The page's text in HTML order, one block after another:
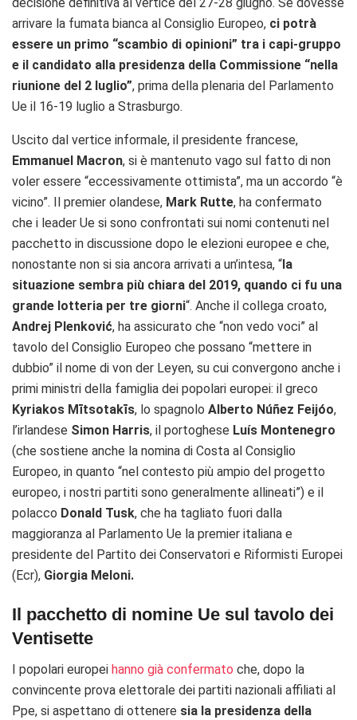
arrivare la fumata bianca al Consiglio Europeo, ci potrà
essere un primo “scambio di opinioni” tra i capi-gruppo
e il candidato alla presidenza della Commissione “nella
riunione del 2 luglio”, prima della plenaria del Parlamento
Ue il 16-19 luglio a Strasburgo.
Uscito dal vertice informale, il presidente francese,
Emmanuel Macron, si è mantenuto vago sul fatto di non
voler essere “eccessivamente ottimista”, ma un accordo “è
vicino”. Il premier olandese, Mark Rutte, ha confermato
che i leader Ue si sono confrontati sui nomi contenuti nel
pacchetto in discussione dopo le elezioni europee e che,
nonostante non si sia ancora arrivati a un’intesa, “la
situazione sembra più chiara del 2019, quando ci fu una
grande lotteria per tre giorni“. Anche il collega croato,
Andrej Plenković, ha assicurato che “non vedo voci” al
tavolo del Consiglio Europeo che possano “mettere in
dubbio” il nome di von der Leyen, su cui convergono anche i
primi ministri della famiglia dei popolari europei: il greco
Kyriakos Mītsotakīs, lo spagnolo Alberto Núñez Feijóo,
l’irlandese Simon Harris, il portoghese Luís Montenegro
(che sostiene anche la nomina di Costa al Consiglio
Europeo, in quanto “nel contesto più ampio del progetto
europeo, i nostri partiti sono generalmente allineati”) e il
polacco Donald Tusk, che ha tagliato fuori dalla
maggioranza al Parlamento Ue la premier italiana e
presidente del Partito dei Conservatori e Riformisti Europei
(Ecr), Giorgia Meloni.
Il pacchetto di nomine Ue sul tavolo dei
Ventisette
I popolari europei hanno già confermato che, dopo la
convincente prova elettorale dei partiti nazionali affiliati al
Ppe, si aspettano di ottenere sia la presidenza della